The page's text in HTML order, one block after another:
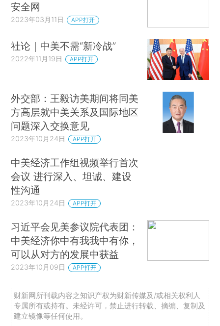
安全网
2023年03月11日 APP打开
社论｜中美不需“新冷战”
2022年11月19日 APP打开
外交部：王毅访美期间将同美
方高层就中美关系及国际地区
问题深入交换意见
2023年10月24日 APP打开
中美经济工作组视频举行首次
会议 进行深入、坦诚、建设
性沟通
2023年10月24日 APP打开
习近平会见美参议院代表团：
中美经济你中有我我中有你，
可以从对方的发展中获益
2023年10月09日 APP打开
财新网所刊载内容之知识产权为财新传媒及/或相关权利人
专属所有或持有。未经许可，禁止进行转载、摘编、复制及
建立镜像等任何使用。